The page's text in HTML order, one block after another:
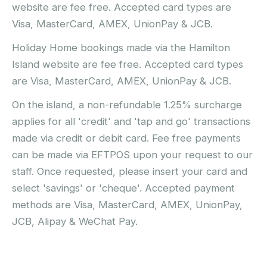
website are fee free. Accepted card types are
Visa, MasterCard, AMEX, UnionPay & JCB.
Holiday Home bookings made via the Hamilton
Island website are fee free. Accepted card types
are Visa, MasterCard, AMEX, UnionPay & JCB.
On the island, a non-refundable 1.25% surcharge
applies for all 'credit' and 'tap and go' transactions
made via credit or debit card. Fee free payments
can be made via EFTPOS upon your request to our
staff. Once requested, please insert your card and
select 'savings' or 'cheque'. Accepted payment
methods are Visa, MasterCard, AMEX, UnionPay,
JCB, Alipay & WeChat Pay.